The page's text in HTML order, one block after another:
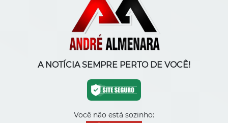
A NOTÍCIA SEMPRE PERTO DE VOCÊ!
Você não está sozinho: